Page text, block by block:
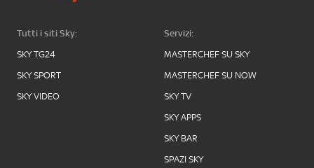
Tutti i siti Sky:
SKY TG24
SKY SPORT
SKY VIDEO
Servizi:
MASTERCHEF SU SKY
MASTERCHEF SU NOW
SKY TV
SKY APPS
SKY BAR
SPAZI SKY